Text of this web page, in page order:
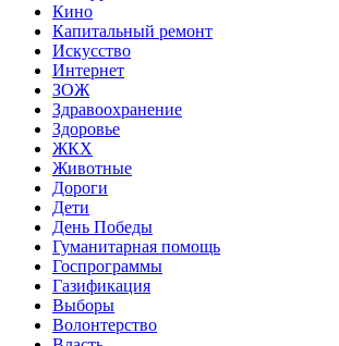
Кино
Капитальный ремонт
Искусство
Интернет
ЗОЖ
Здравоохранение
Здоровье
ЖКХ
Животные
Дороги
Дети
День Победы
Гуманитарная помощь
Госпрограммы
Газификация
Выборы
Волонтерство